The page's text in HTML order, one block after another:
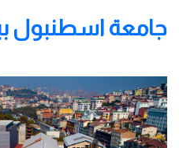
جامعة اسطنبول